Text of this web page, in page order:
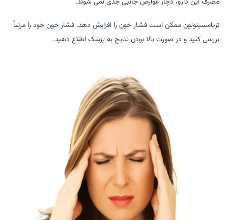
تریامسینولون ممکن است فشار خون را افزایش دهد. فشار خون خود را مرتباً
بررسی کنید و در صورت بالا بودن نتایج به پزشک اطلاع دهید.